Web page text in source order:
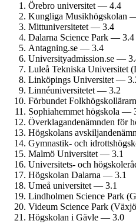
Örebro universitet — 4.4
Kungliga Musik­högskolan
Mitt­universitetet — 3.4
Dalarna Science Park — 3.4
Antagning.se — 3.4
University­admission.se —
Luleå Tekniska Universitet
Linköpings Universitet —
Linné­universitetet — 3.2
Förbundet
Sophiahemmet högskola —
Överklagande­nämnden för
Högskolans
Gymnastik- och
Malmö Universitet — 3.1
Universitets- och
Högskolan Dalarna — 3.1
Umeå universitet — 3.1
Lindholmen Science Park
Videum Science Park
Högskolan i Gävle — 3.0